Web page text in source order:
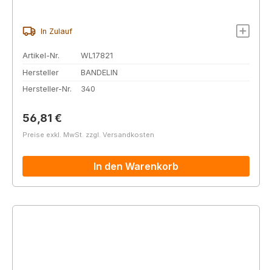
In Zulauf
Artikel-Nr.
WL17821
Hersteller
BANDELIN
Hersteller-Nr.
340
Regulärer Preis:
56,81 €
Preise exkl. MwSt. zzgl. Versandkosten
In den Warenkorb